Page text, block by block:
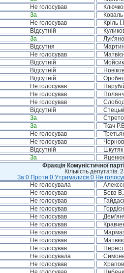
Не голосував
За
Не голосував Кріль
Відсутній
За
Відсутня
Не голосував
Відсутній
Відсутній
Відсутній
Не голосував
Не голосував
Не голосував
Відсутній
За
За Ткач
Не голосував
Не голосував
Відсутній
За
Фракція Комуністичної
Кількість депутатів:
За:0 Проти:0 Утрималися:0 Не
Не голосувала
Не голосував Бевз
Не голосував
Не голосував
Не голосував
Не голосував
Не голосував
Не голосував
Не голосував
Не голосувала
Не голосував